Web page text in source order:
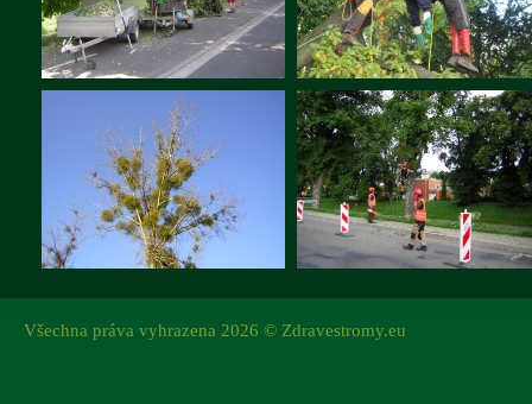
Všechna práva vyhrazena 2026 © Zdravestromy.eu